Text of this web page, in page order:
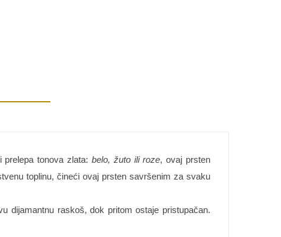
tonova zlata: belo, žuto ili roze, ovaj prsten
toplinu, čineći ovaj prsten savršenim za svaku
dijamantnu raskoš, dok pritom ostaje pristupačan.